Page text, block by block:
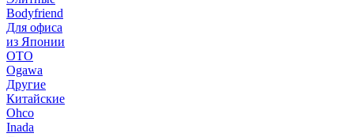
Bodyfriend
Для офиса
из Японии
OTO
Ogawa
Другие
Китайские
Ohco
Inada